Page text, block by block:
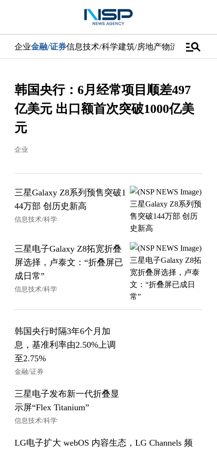
企业金融/证券信息技术/科学建筑/房地产物流/配送汽车
manage_search
韩国央行：6月经常项目顺差497
亿美元 出口额首次突破1000亿美
元
企业
三星Galaxy Z8系列预售突破1
44万部 创历史新高
信息技术/科学
三星电子Galaxy Z8拓宽折叠
屏选择，卢泰文：“折叠屏已
成日常”
信息技术/科学
韩国央行时隔3年6个月加
息，基准利率由2.50%上调
至2.75%
金融/证券
三星电子发布新一代折叠显
示屏“Flex Titanium”
信息技术/科学
LG电子扩大 webOS 内容生态，LG Channels 频